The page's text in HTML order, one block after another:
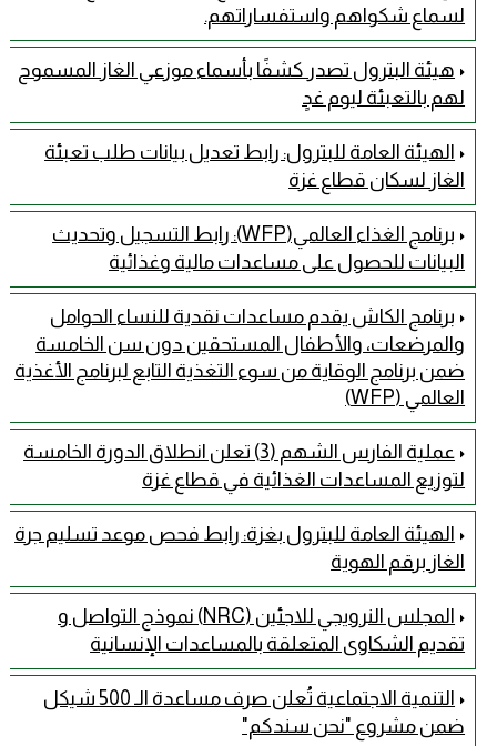
لسماع شكواهم واستفساراتهم.
هيئة البترول تصدر كشفًا بأسماء موزعي الغاز المسموح
لهم بالتعبئة ليوم غدٍ
الهيئة العامة للبترول: رابط تعديل بيانات طلب تعبئة
الغاز لسكان قطاع غزة
برنامج الغذاء العالمي(WFP): رابط التسجيل وتحديث
البيانات للحصول على مساعدات مالية وغذائية
برنامج الكاش يقدم مساعدات نقدية للنساء الحوامل
والمرضعات، والأطفال المستحقين دون سن الخامسة
ضمن برنامج الوقاية من سوء التغذية التابع لبرنامج الأغذية
العالمي (WFP)
عملية الفارس الشهم (3) تعلن انطلاق الدورة الخامسة
لتوزيع المساعدات الغذائية في قطاع غزة
الهيئة العامة للبترول بغزة: رابط فحص موعد تسليم جرة
الغاز برقم الهوية
المجلس النرويجي للاجئين (NRC) نموذج التواصل و
تقديم الشكاوى المتعلقة بالمساعدات الإنسانية
التنمية الاجتماعية تُعلن صرف مساعدة الـ 500 شيكل
ضمن مشروع "نحن سندكم"